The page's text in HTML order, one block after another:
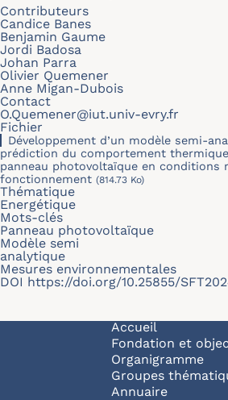
Contributeurs
Candice Banes
Benjamin Gaume
Jordi Badosa
Johan Parra
Olivier Quemener
Anne Migan-Dubois
Contact
O.Quemener@iut.univ-evry.fr
Fichier
Développement d’un modèle semi-
prédiction du comportement
panneau photovoltaïque en conditions
fonctionnement (814.73 Ko)
Thématique
Energétique
Mots-clés
Panneau photovoltaïque
Modèle semi
analytique
Mesures environnementales
DOI https://doi.org/10.25855/
Navigation
Accueil
Fondation et
Organigramme
Groupes
Annuaire